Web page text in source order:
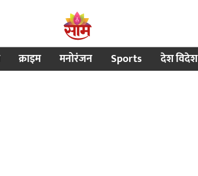
क्राइम मनोरंजन Sports देश विदेश